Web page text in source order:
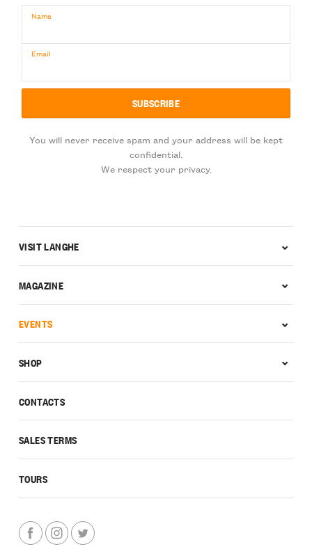
Name
Email
You will never receive spam and your address will be kept
confidential.
We respect your privacy.
CONTACTS
SALES TERMS
TOURS
VISIT LANGHE
MAGAZINE
EVENTS
SHOP